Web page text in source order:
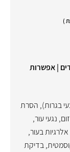
| אפשרות
בגרות), הסרת
, נגעי עור,
בעור,
,בדיקת